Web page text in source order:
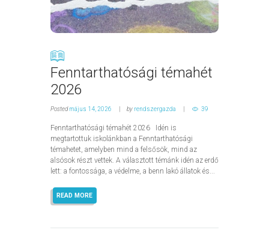
Fenntarthatósági témahét
2026
Postedmájus 14, 2026 by rendszergazda 39
Fenntarthatósági témahét 2026 Idén is
megtartottuk iskolánkban a Fenntarthatósági
témahetet, amelyben mind a felsősök, mind az
alsósok részt vettek. A választott témánk idén az erdő
lett: a fontossága, a védelme, a benn lakó állatok és...
READ MORE